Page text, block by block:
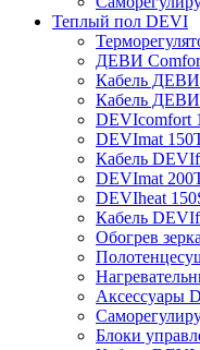
Теплый пол DEVI
ДЕВИ
Кабель
Кабель
DEVIcomfort
DEVImat
Кабель
DEVImat
DEVIheat
Кабель
Обогрев
Аксессуары
Блоки